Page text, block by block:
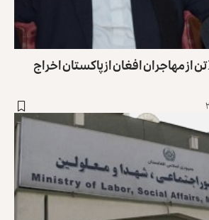
وزارت مهاجرین: 160 تن از مهاجران افغان از پاکستان اخراج